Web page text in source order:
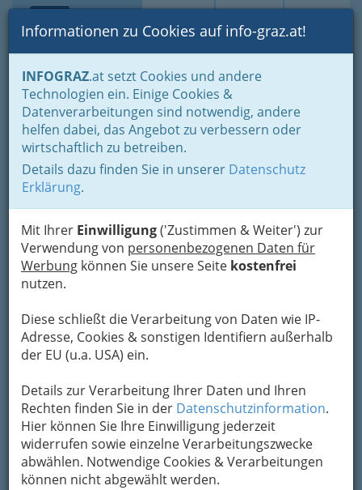
Suche Login Toggle
Informationen zu Cookies auf info-graz.at!
INFOGRAZ.at setzt Cookies und andere
Technologien ein. Einige Cookies &
Datenverarbeitungen sind notwendig, andere
helfen dabei, das Angebot zu verbessern oder
wirtschaftlich zu betreiben.
Details dazu finden Sie in unserer Datenschutz
Erklärung.
Mit Ihrer Einwilligung('Zustimmen & Weiter') zur
Verwendung von personenbezogenen Daten für
Werbung können Sie unsere Seite kostenfrei
nutzen.
Diese schließt die Verarbeitung von Daten wie IP-
Adresse, Cookies & sonstigen Identifiern außerhalb
der EU (u.a. USA) ein.
Details zur Verarbeitung Ihrer Daten und Ihren
Rechten finden Sie in der Datenschutzinformation.
Hier können Sie Ihre Einwilligung jederzeit
widerrufen sowie einzelne Verarbeitungszwecke
abwählen. Notwendige Cookies & Verarbeitungen
können nicht abgewählt werden.
Home Branchen
Gewerbe, Handwerk, Banken
Information und Consulting
Fachgruppe Unterneh-mensberatung und Informationstechnologie
Selbständiger Buch- halter / Selbständige Buchhalterin
Bilanzbuchhaltung
Selbständiger Buchhalter /
Selbständige Buchhalterin
Bilanzbuchhaltung
Beim Selbstständigen
Buchhalter, bei der
selbstständigen
Buchhalterin (SBH) handelt es
sich um eine geschützte
Berufsbezeichnung und um
einen freien Beruf.
Die Möglichkeit zur Aufnahme dieses Berufs
endete am 30. Juni 2008, nach der Einführung
desBilanzbuchhaltungsgesetzes2006.
Selbstständige Buchhalter und